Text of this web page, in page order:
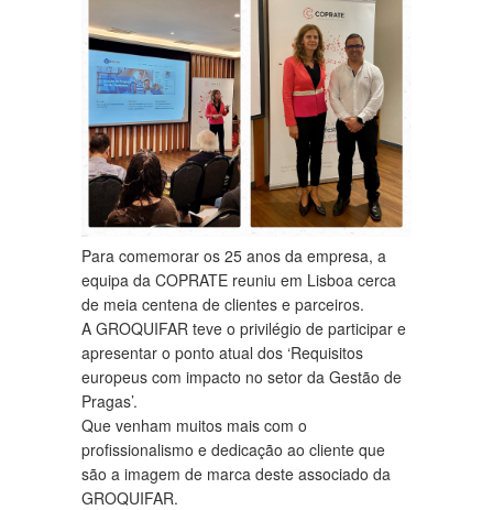
Para comemorar os 25 anos da empresa, a
equipa da COPRATE reuniu em Lisboa cerca
de meia centena de clientes e parceiros.
A GROQUIFAR teve o privilégio de participar e
apresentar o ponto atual dos ‘Requisitos
europeus com impacto no setor da Gestão de
Pragas’.
Que venham muitos mais com o
profissionalismo e dedicação ao cliente que
são a imagem de marca deste associado da
GROQUIFAR.